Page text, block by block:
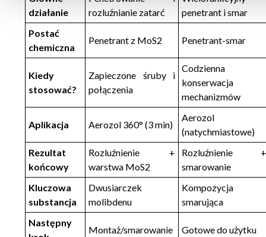
działanie
rozluźnianie zatarć
penetrant i smar
Postać
chemiczna
Penetrant z MoS2 Penetrant-smar
Kiedy
stosować?
Zapieczone śruby i
połączenia
Codzienna
konserwacja
mechanizmów
Aplikacja Aerozol 360° (3 min)
Aerozol
(natychmiastowe)
Rezultat
końcowy
Rozluźnienie +
warstwa MoS2
Rozluźnienie +
smarowanie
Kluczowa
substancja
Dwusiarczek
molibdenu
Kompozycja
smarująca
Następny
Montaż/smarowanie Gotowe do użytku